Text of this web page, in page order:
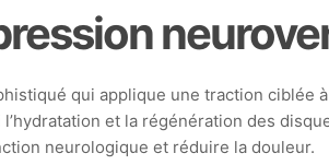
qui applique une traction
et la régénération des
neurologique et réduire la douleur.